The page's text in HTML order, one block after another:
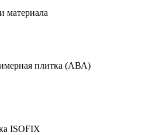
материала
плитка (АВА)
ISOFIX